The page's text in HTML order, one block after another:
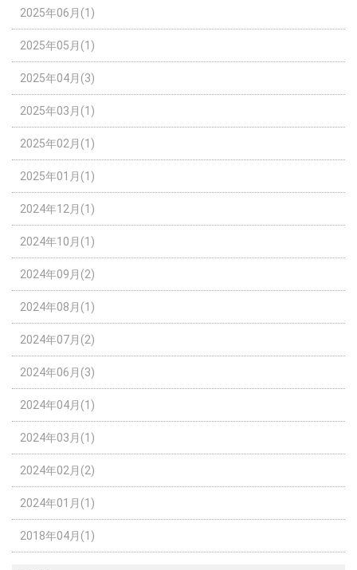
2025年06月(1)
2025年05月(1)
2025年04月(3)
2025年03月(1)
2025年02月(1)
2025年01月(1)
2024年12月(1)
2024年10月(1)
2024年09月(2)
2024年08月(1)
2024年07月(2)
2024年06月(3)
2024年04月(1)
2024年03月(1)
2024年02月(2)
2024年01月(1)
2018年04月(1)